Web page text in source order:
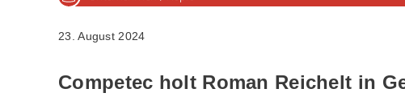
23. August 2024
Competec holt Roman Reichelt in